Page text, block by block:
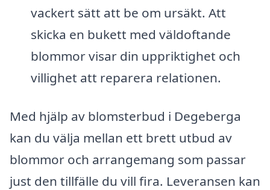
vackert sätt att be om ursäkt. Att
skicka en bukett med väldoftande
blommor visar din uppriktighet och
villighet att reparera relationen.
Med hjälp av blomsterbud i Degeberga
kan du välja mellan ett brett utbud av
blommor och arrangemang som passar
just den tillfälle du vill fira. Leveransen kan